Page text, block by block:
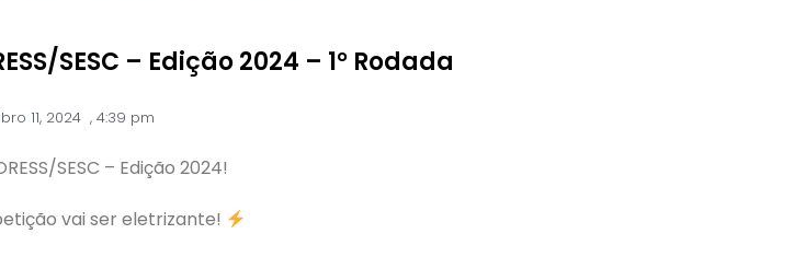
SESC – Edição 2024 – 1° Rodada
11, 2024 ,4:39 pm
SESC – Edição 2024!
vai ser eletrizante!